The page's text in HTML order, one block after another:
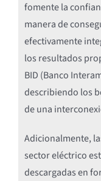
fomente la
manera de
efectivamente
los resultados
BID (Banco
describiendo los
de una
Adicionalmente,
sector eléctrico
descargadas en